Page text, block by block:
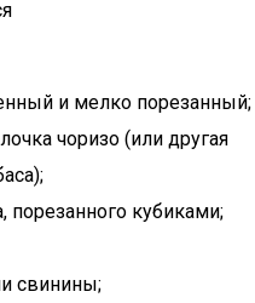
и мелко порезанный;
чоризо (или другая
порезанного кубиками;
свинины;